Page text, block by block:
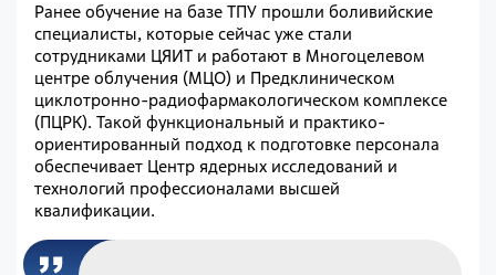
Ранее обучение на базе ТПУ прошли боливийские
специалисты, которые сейчас уже стали
сотрудниками ЦЯИТ и работают в Многоцелевом
центре облучения (МЦО) и Предклиническом
циклотронно-радиофармакологическом комплексе
(ПЦРК). Такой функциональный и практико-
ориентированный подход к подготовке персонала
обеспечивает Центр ядерных исследований и
технологий профессионалами высшей
квалификации.